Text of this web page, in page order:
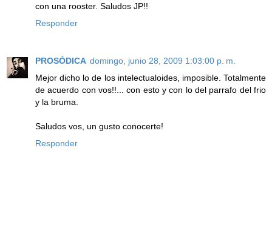
con una rooster. Saludos JP!!
Responder
PROSÓDICA domingo, junio 28, 2009 1:03:00 p. m.
Mejor dicho lo de los intelectualoides, imposible. Totalmente
de acuerdo con vos!!... con esto y con lo del parrafo del frio
y la bruma.
Saludos vos, un gusto conocerte!
Responder